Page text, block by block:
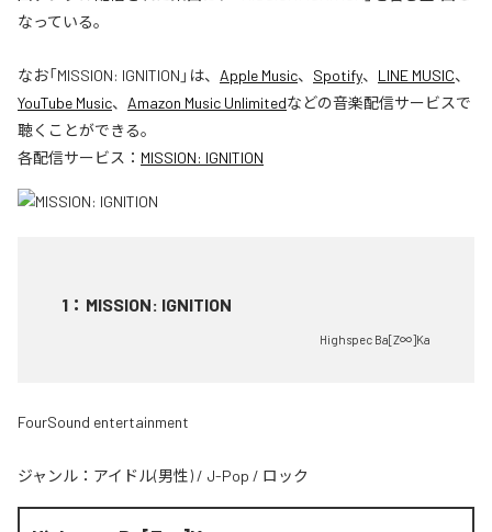
なっている。
なお「MISSION: IGNITION 」は、 Apple Music、 Spotify、 LINE MUSIC、
YouTube Music、 Amazon Music Unlimitedなどの音楽配信サービスで
聴くことができる。
各配信サービス： MISSION: IGNITION
1 ： MISSION: IGNITION
Highspec Ba[Z∞]Ka
FourSound entertainment
ジャンル： アイドル(男性) / J-Pop / ロック